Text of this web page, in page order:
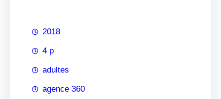
2018
4 p
adultes
agence 360